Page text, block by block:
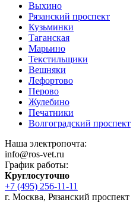
Выхино
Рязанский проспект
Кузьминки
Таганская
Марьино
Текстильщики
Вешняки
Лефортово
Перово
Жулебино
Печатники
Волгоградский проспект
Наша электропочта:
info@ros-vet.ru
График работы:
Круглосуточно
+7 (495) 256-11-11
г. Москва, Рязанский проспект